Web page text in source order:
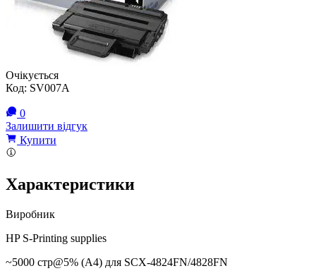
Очікується
Код: SV007A
0
Залишити відгук
Купити
Характеристики
Виробник
HP S-Printing supplies
~5000 стр@5% (A4) для SCX-4824FN/4828FN